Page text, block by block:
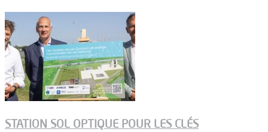
STATION SOL OPTIQUE POUR LES CLÉS